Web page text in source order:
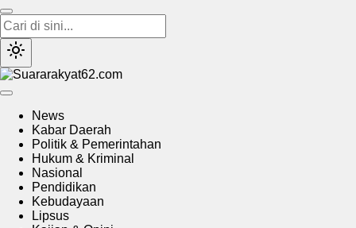
News
Kabar Daerah
Politik & Pemerintahan
Hukum & Kriminal
Nasional
Pendidikan
Kebudayaan
Lipsus